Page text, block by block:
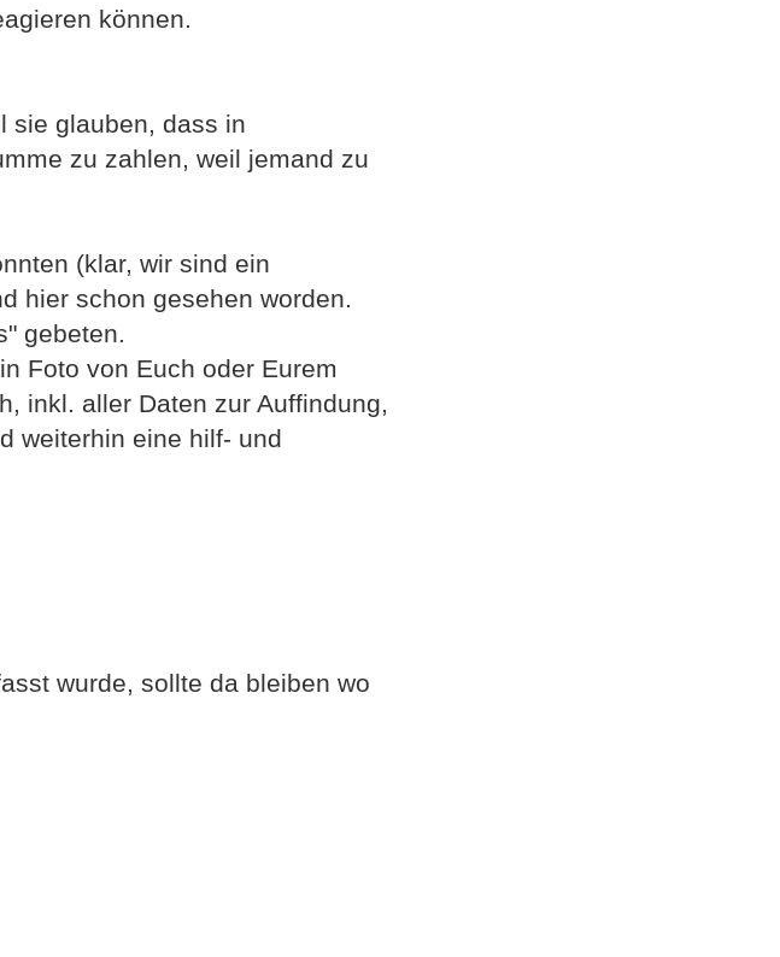
können.
sie glauben, dass in
zu zahlen, weil jemand zu
(klar, wir sind ein
hier schon gesehen worden.
gebeten.
Foto von Euch oder Eurem
inkl. aller Daten zur Auffindung,
weiterhin eine hilf- und
wurde, sollte da bleiben wo